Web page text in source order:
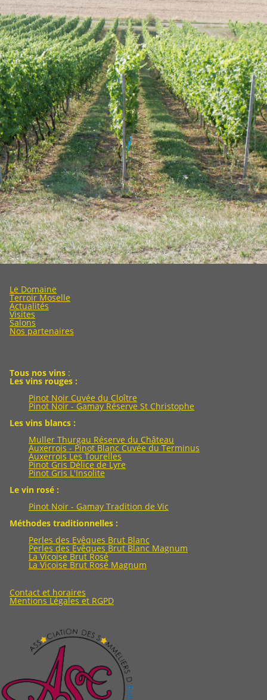
Le Domaine
Terroir Moselle
Actualités
Visites
Salons
Nos partenaires
Tous nos vins :
Les vins rouges :
Pinot Noir Cuvée du Cloître
Pinot Noir - Gamay Réserve St Christophe
Les vins blancs :
Muller Thurgau Réserve du Château
Auxerrois - Pinot Blanc Cuvée du Terminus
Auxerrois Les Tourelles
Pinot Gris Délice de Lyre
Pinot Gris L'Insolite
Le vin rosé :
Pinot Noir - Gamay Tradition de Vic
Méthodes traditionnelles :
Perles des Evêques Brut Blanc
Perles des Evêques Brut Blanc Magnum
La Vicoise Brut Rosé
La Vicoise Brut Rosé Magnum
Contact et horaires
Mentions Légales et RGPD